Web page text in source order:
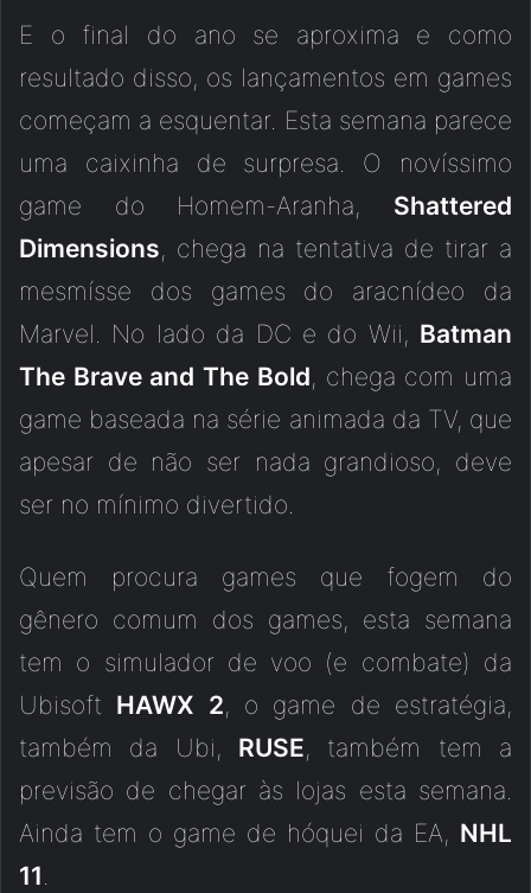
E o final do ano se aproxima e como
resultado disso, os lançamentos em games
começam a esquentar. Esta semana parece
uma caixinha de surpresa. O novíssimo
game do Homem-Aranha, Shattered
Dimensions, chega na tentativa de tirar a
mesmísse dos games do aracnídeo da
Marvel. No lado da DC e do Wii, Batman
The Brave and The Bold, chega com uma
game baseada na série animada da TV, que
apesar de não ser nada grandioso, deve
ser no mínimo divertido.
Quem procura games que fogem do
gênero comum dos games, esta semana
tem o simulador de voo (e combate) da
Ubisoft HAWX 2, o game de estratégia,
também da Ubi, RUSE, também tem a
previsão de chegar às lojas esta semana.
Ainda tem o game de hóquei da EA, NHL
11.